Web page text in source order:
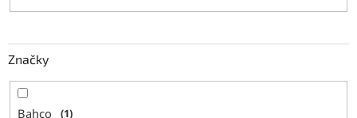
Značky
Bahco 1